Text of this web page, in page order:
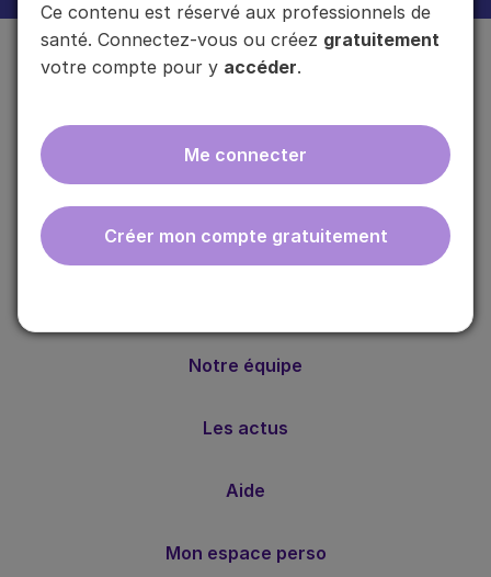
Ce contenu est réservé aux professionnels de
santé. Connectez-vous ou créez gratuitement
votre compte pour y accéder.
Me connecter
Créer mon compte gratuitement
ebmfrance est une base de connaissances médicales
gratuite adaptée à la pratique de la médecine générale.
Nos valeurs
Notre équipe
Les actus
Aide
Mon espace perso